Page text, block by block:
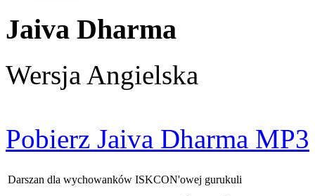
Jaiva Dharma
Wersja Angielska
Pobierz Jaiva Dharma MP3
Darszan dla wychowanków ISKCON'owej gurukuli